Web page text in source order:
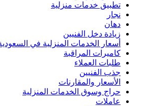
تطبيق خدمات منزلية
نجار
دهان
زيادة دخل الفنيين
أسعار الخدمات المنزلية في
كاميرات المراقبة
طلبات العملاء
جذب الفنيين
الأسعار والمقارنات
حراج وسوق الخدمات المنزلية
عاملات